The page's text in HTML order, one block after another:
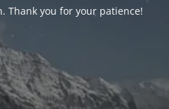
Thank you for your patience!